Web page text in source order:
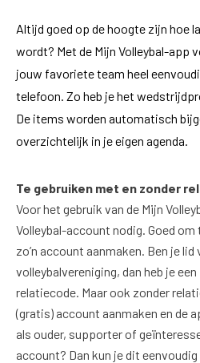
Altijd goed op de hoogte zijn hoe
wordt? Met de Mijn Volleybal-app
jouw favoriete team heel
telefoon. Zo heb je het
De items worden automatisch
overzichtelijk in je eigen agenda.
Te gebruiken met en zonder
Voor het gebruik van de Mijn
Volleybal-account nodig. Goed
zo’n account aanmaken. Ben je lid
volleybalvereniging, dan heb je
relatiecode. Maar ook zonder
(gratis) account aanmaken en de
als ouder, supporter of
account? Dan kun je dit